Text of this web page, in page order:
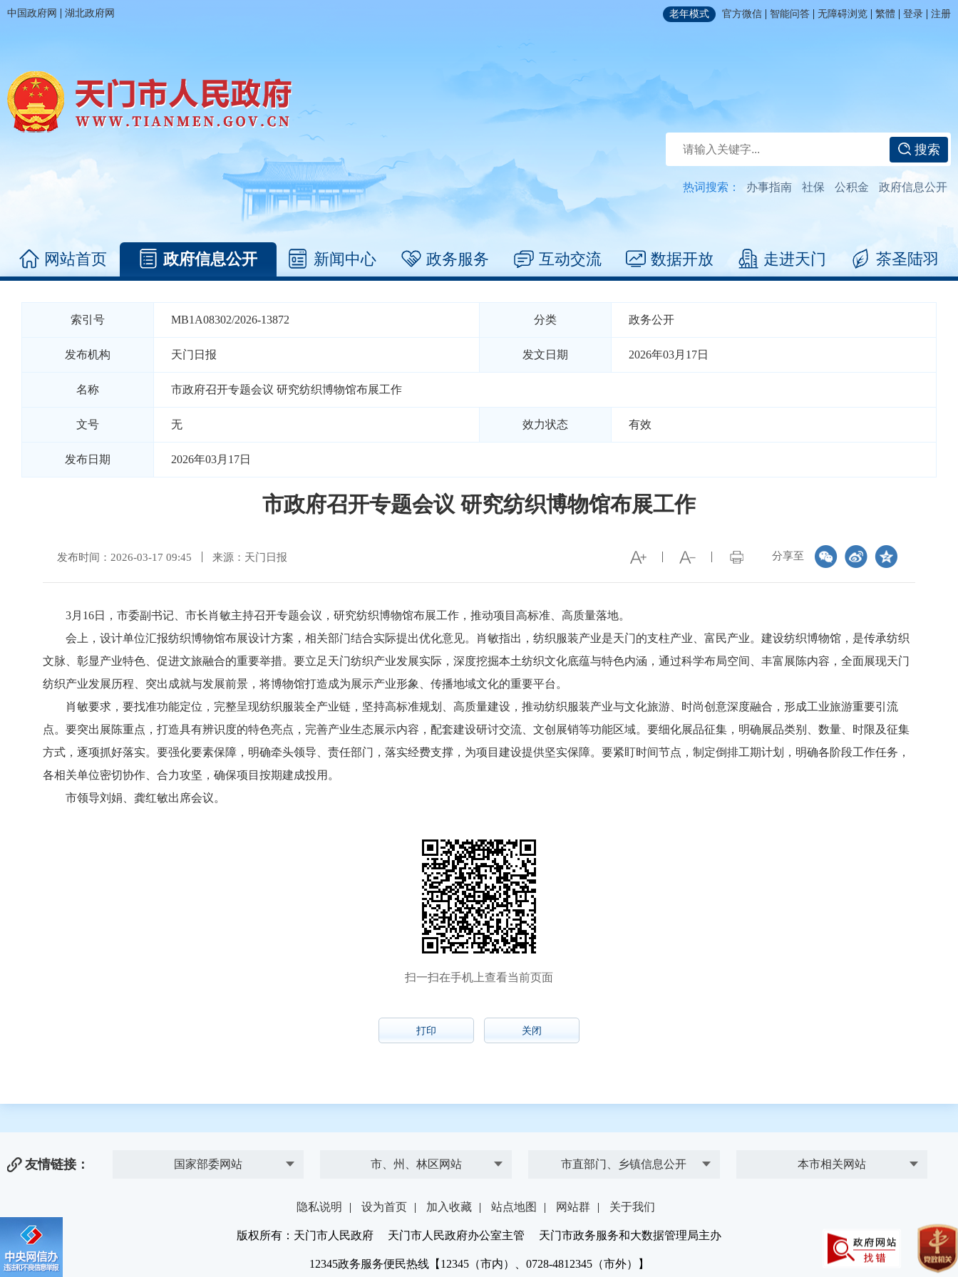
中国政府网 | 湖北政府网 老年模式 官方微信 | 智能问答 | 无障碍浏览 | 繁體 | 登录 | 注册
搜索
热词搜索： 办事指南 社保 公积金 政府信息公开
网站首页 政府信息公开 新闻中心 政务服务 互动交流 数据开放 走进天门 茶圣陆羽
索引号 MB1A08302/2026-13872 分类 政务公开
发布机构 天门日报 发文日期 2026年03月17日
名称 市政府召开专题会议 研究纺织博物馆布展工作
文号 无 效力状态 有效
发布日期 2026年03月17日
市政府召开专题会议 研究纺织博物馆布展工作
分享至
发布时间：2026-03-17 09:45 来源：天门日报
3月16日，市委副书记、市长肖敏主持召开专题会议，研究纺织博物馆布展工作，推动项目高标准、高质量落地。
会上，设计单位汇报纺织博物馆布展设计方案，相关部门结合实际提出优化意见。肖敏指出，纺织服装产业是天门的支柱产业、富民产业。建设纺织博物馆，是传承纺织
文脉、彰显产业特色、促进文旅融合的重要举措。要立足天门纺织产业发展实际，深度挖掘本土纺织文化底蕴与特色内涵，通过科学布局空间、丰富展陈内容，全面展现天门
纺织产业发展历程、突出成就与发展前景，将博物馆打造成为展示产业形象、传播地域文化的重要平台。
肖敏要求，要找准功能定位，完整呈现纺织服装全产业链，坚持高标准规划、高质量建设，推动纺织服装产业与文化旅游、时尚创意深度融合，形成工业旅游重要引流
点。要突出展陈重点，打造具有辨识度的特色亮点，完善产业生态展示内容，配套建设研讨交流、文创展销等功能区域。要细化展品征集，明确展品类别、数量、时限及征集
方式，逐项抓好落实。要强化要素保障，明确牵头领导、责任部门，落实经费支撑，为项目建设提供坚实保障。要紧盯时间节点，制定倒排工期计划，明确各阶段工作任务，
各相关单位密切协作、合力攻坚，确保项目按期建成投用。
市领导刘娟、龚红敏出席会议。
扫一扫在手机上查看当前页面
打印 关闭
友情链接： 国家部委网站 市、州、林区网站 市直部门、乡镇信息公开 本市相关网站
隐私说明 | 设为首页 | 加入收藏 | 站点地图 | 网站群 | 关于我们
版权所有：天门市人民政府 天门市人民政府办公室主管 天门市政务服务和大数据管理局主办
12345政务服务便民热线【12345（市内）、0728-4812345（市外）】